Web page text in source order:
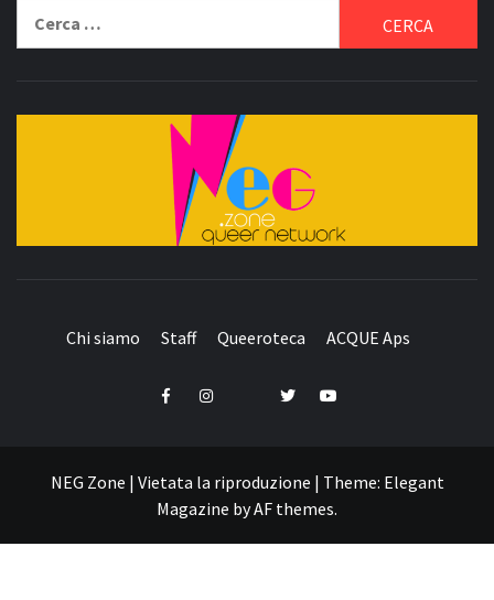
Chi siamo Staff Queeroteca ACQUE Aps
FacebookInstagram TwitterYouTube
NEG Zone | Vietata la riproduzione | Theme: Elegant
Magazine byAF themes.